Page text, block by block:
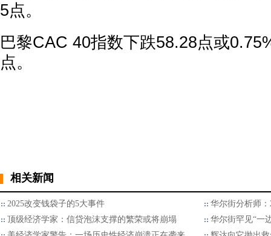
5点。
巴黎CAC 40指数下跌58.28点或
点。
相关新闻
2025改变钱袋子的5大事件
华尔街分析师
顶级经济学家：信贷泡沫支撑的繁荣或将崩塌
华尔街罕见“一